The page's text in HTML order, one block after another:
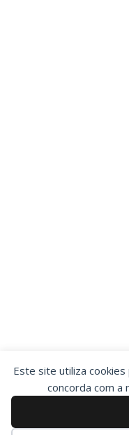
Este site utiliza cookies
concorda com a